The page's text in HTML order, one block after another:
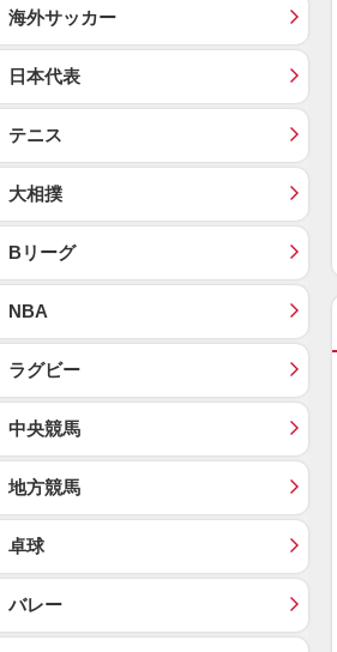
海外サッカー
日本代表
テニス
大相撲
Bリーグ
NBA
ラグビー
中央競馬
地方競馬
卓球
バレー